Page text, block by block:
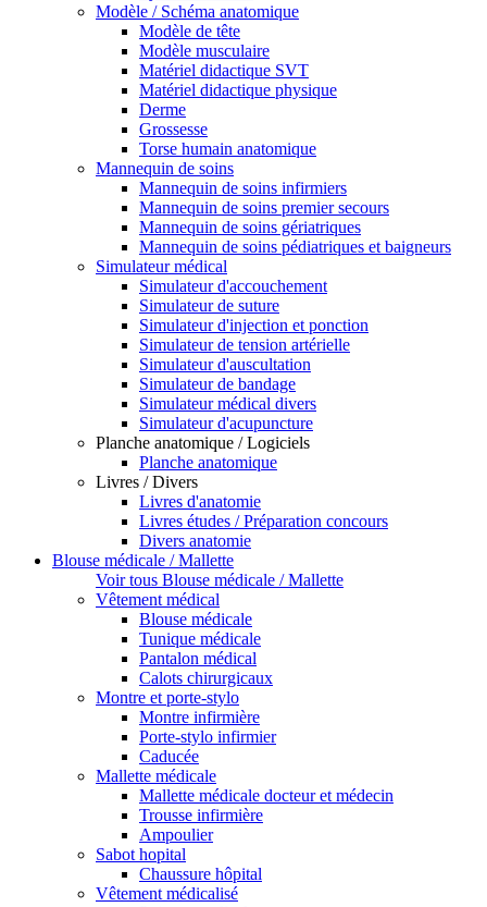
Modèle / Schéma anatomique
Modèle de tête
Modèle musculaire
Matériel didactique SVT
Matériel didactique physique
Derme
Grossesse
Torse humain anatomique
Mannequin de soins
Mannequin de soins infirmiers
Mannequin de soins premier secours
Mannequin de soins gériatriques
Mannequin de soins pédiatriques et baigneurs
Simulateur médical
Simulateur d'accouchement
Simulateur de suture
Simulateur d'injection et ponction
Simulateur de tension artérielle
Simulateur d'auscultation
Simulateur de bandage
Simulateur médical divers
Simulateur d'acupuncture
Planche anatomique / Logiciels
Planche anatomique
Livres / Divers
Livres d'anatomie
Livres études / Préparation concours
Divers anatomie
Blouse médicale / Mallette
Voir tous Blouse médicale / Mallette
Vêtement médical
Blouse médicale
Tunique médicale
Pantalon médical
Calots chirurgicaux
Montre et porte-stylo
Montre infirmière
Porte-stylo infirmier
Caducée
Mallette médicale
Mallette médicale docteur et médecin
Trousse infirmière
Ampoulier
Sabot hopital
Chaussure hôpital
Vêtement médicalisé